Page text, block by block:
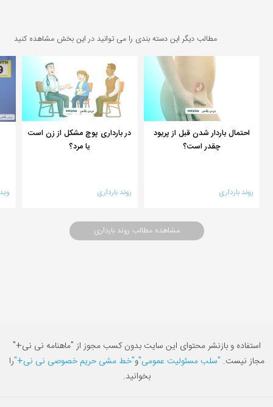
مطالب دیگر این دسته بندی را می توانید در این بخش مشاهده کنید
احتمال باردار شدن قبل از پریود
چقدر است؟
روند بارداری
در بارداری پوچ مشکل از زن است
یا مرد؟
روند بارداری
مشاهده مطالب روند بارداری
استفاده و بازنشر محتوای این سایت بدون کسب مجوز از "ماهنامه نی نی+"
مجاز نیست. "سلب مسئولیت عمومی"و"خط مشی حریم خصوصی نی نی+"را
بخوانید.